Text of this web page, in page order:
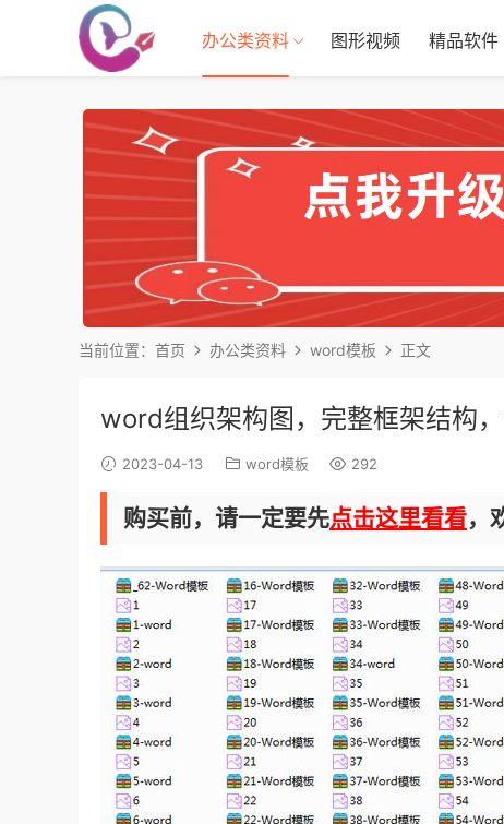
办公类资料 图形视频 精品软件
当前位置： 首页 办公类资料 word模板 正文
word组织架构图，完整框架结构
2023-04-13 word模板 292
购买前，请一定要先点击这里看看，